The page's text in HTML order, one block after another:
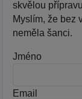
skvělou
Myslím, že bez
neměla šanci.
Jméno
Email